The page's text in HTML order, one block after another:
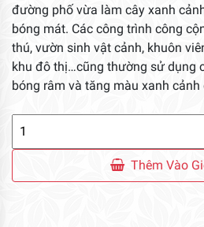
đường phố vừa làm cây xanh
bóng mát. Các công trình công
thú, vườn sinh vật cảnh, khuôn
khu đô thị…cũng thường sử dụng
bóng râm và tăng màu xanh cảnh
Cây
số
Thêm Vào